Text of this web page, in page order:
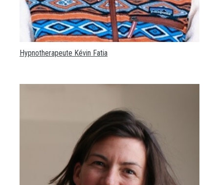
Hypnotherapeute Kévin Fatia